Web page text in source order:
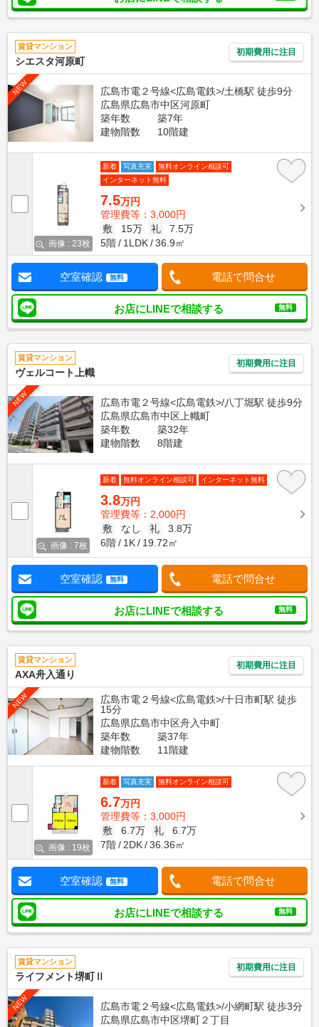
賃貸マンション
シエスタ河原町
初期費用に注目
NEW
広島市電２号線<広島電鉄>/土橋駅 徒歩9分
広島県広島市中区河原町
築年数
築7年
建物階数
10階建
画像 : 23枚
新着 写真充実
無料オンライン相談可
インターネット無料
7.5万円
管理費等：3,000円
敷
15万 礼
7.5万
5階
1LDK 36.9㎡
空室確認 無料 電話で問合せ
お店にLINEで相談する 無料
賃貸マンション
ヴェルコート上幟
初期費用に注目
NEW
広島市電２号線<広島電鉄>/八丁堀駅 徒歩9分
広島県広島市中区上幟町
築年数
築32年
建物階数
8階建
画像 : 7枚
新着 無料オンライン相談可 インターネット無料
3.8万円
管理費等：2,000円
敷
なし 礼
3.8万
6階
1K 19.72㎡
空室確認 無料 電話で問合せ
お店にLINEで相談する 無料
賃貸マンション
AXA舟入通り
初期費用に注目
NEW
広島市電２号線<広島電鉄>/十日市町駅 徒歩
15分
広島県広島市中区舟入中町
築年数
築37年
建物階数
11階建
画像 : 19枚
新着 写真充実 無料オンライン相談可
6.7万円
管理費等：3,000円
敷
6.7万 礼
6.7万
7階
2DK 36.36㎡
空室確認 無料 電話で問合せ
お店にLINEで相談する 無料
賃貸マンション
ライフメント堺町Ⅱ
初期費用に注目
NEW
広島市電２号線<広島電鉄>/小網町駅 徒歩3分
広島県広島市中区堺町２丁目